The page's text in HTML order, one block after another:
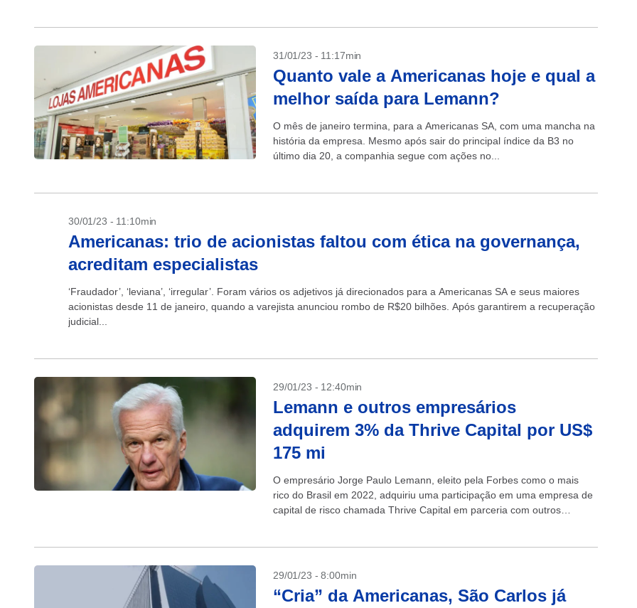
31/01/23 - 11:17min
Quanto vale a Americanas hoje e qual a
melhor saída para Lemann?
O mês de janeiro termina, para a Americanas SA, com uma mancha na
história da empresa. Mesmo após sair do principal índice da B3 no
último dia 20, a companhia segue com ações no...
30/01/23 - 11:10min
Americanas: trio de acionistas faltou com ética na governança,
acreditam especialistas
‘Fraudador’, ‘leviana’, ‘irregular’. Foram vários os adjetivos já direcionados para a Americanas SA e seus maiores
acionistas desde 11 de janeiro, quando a varejista anunciou rombo de R$20 bilhões. Após garantirem a recuperação
judicial...
29/01/23 - 12:40min
Lemann e outros empresários
adquirem 3% da Thrive Capital por US$
175 mi
O empresário Jorge Paulo Lemann, eleito pela Forbes como o mais
rico do Brasil em 2022, adquiriu uma participação em uma empresa de
capital de risco chamada Thrive Capital em parceria com outros
29/01/23 - 8:00min
“Cria” da Americanas, São Carlos já